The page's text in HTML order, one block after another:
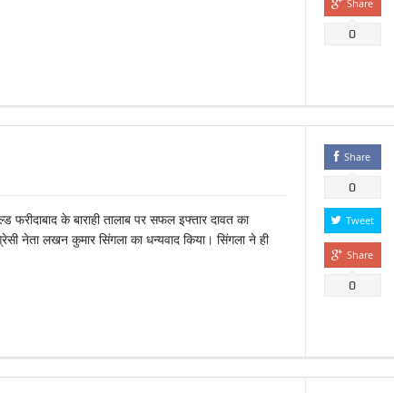
Share
0
फरीदाबाद के बाराही तालाब पर सफल इफ्तार दावत का
नेता लखन कुमार सिंगला का धन्यवाद किया। सिंगला ने ही
Share
0
Tweet
Share
0